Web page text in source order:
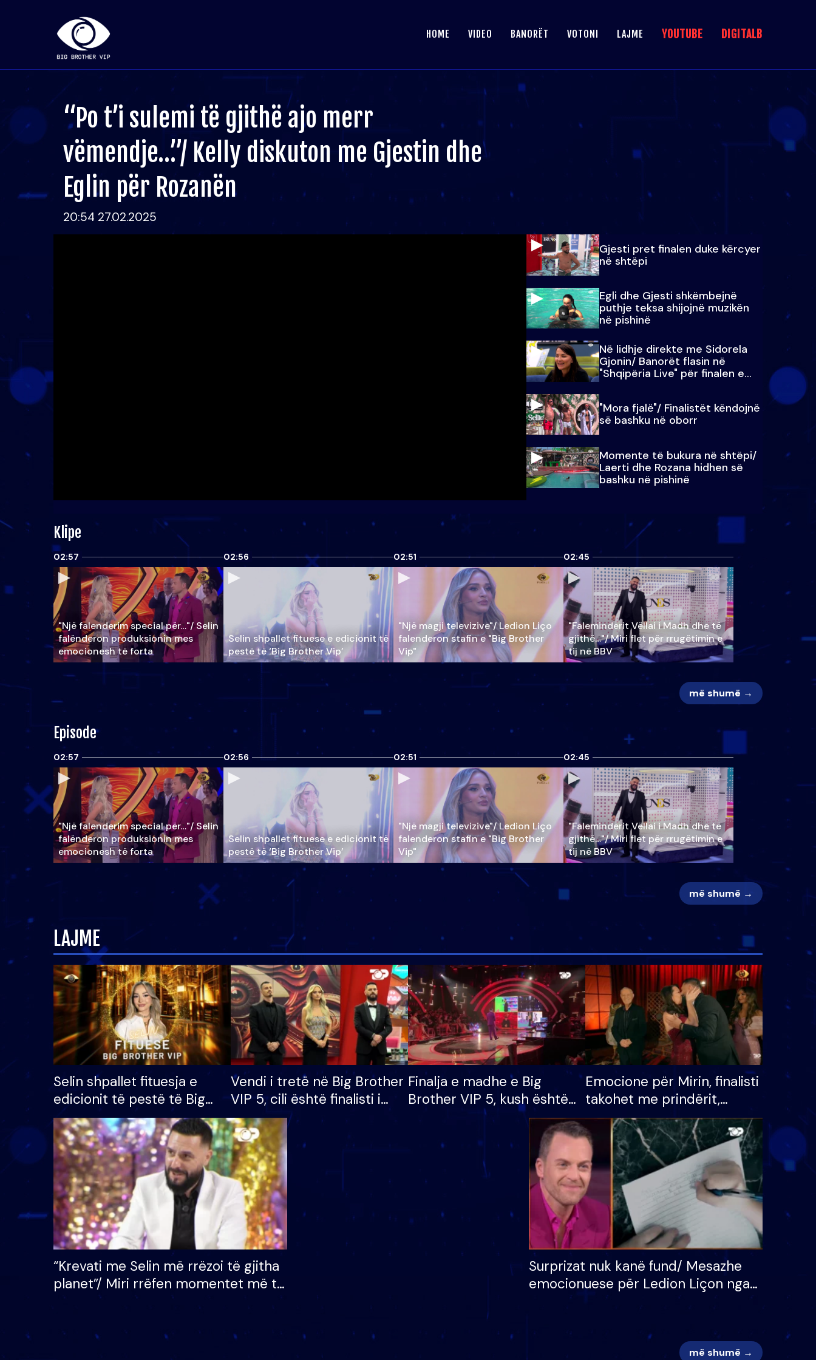
HOME VIDEO BANORËT VOTONI LAJME YOUTUBE DIGITALB
“Po t’i sulemi të gjithë ajo merr
vëmendje…”/ Kelly diskuton me Gjestin dhe
Eglin për Rozanën
20:54 27.02.2025
Gjesti pret finalen duke kërcyer
në shtëpi
Egli dhe Gjesti shkëmbejnë
puthje teksa shijojnë muzikën
në pishinë
Në lidhje direkte me Sidorela
Gjonin/ Banorët flasin në
"Shqipëria Live" për finalen e
madhe
"Mora fjalë"/ Finalistët këndojnë
së bashku në oborr
Momente të bukura në shtëpi/
Laerti dhe Rozana hidhen së
bashku në pishinë
Klipe
02:57
"Një falenderim special për…"/ Selin
falënderon produksionin mes
emocionesh të forta
02:56
Selin shpallet fituese e edicionit të
pestë të ‘Big Brother Vip’
02:51
"Një magji televizive"/ Ledion Liço
falenderon stafin e "Big Brother
Vip"
02:45
"Faleminderit Vëllai i Madh dhe të
gjithë…"/ Miri flet për rrugëtimin e
tij në BBV
më shumë →
Episode
02:57
"Një falenderim special për…"/ Selin
falënderon produksionin mes
emocionesh të forta
02:56
Selin shpallet fituese e edicionit të
pestë të ‘Big Brother Vip’
02:51
"Një magji televizive"/ Ledion Liço
falenderon stafin e "Big Brother
Vip"
02:45
"Faleminderit Vëllai i Madh dhe të
gjithë…"/ Miri flet për rrugëtimin e
tij në BBV
më shumë →
LAJME
Selin shpallet fituesja e
edicionit të pestë të Big
Brother VIP, rrëmben
çmimin e madh prej 100
mijë eurosh
Vendi i tretë në Big Brother
VIP 5, cili është finalisti i
radhës që lë shtëpinë
Finalja e madhe e Big
Brother VIP 5, kush është
banori i parë që lë shtëpinë
dhe humb mundësinë për
të fituar çmimin e madh
Emocione për Mirin, finalisti
takohet me prindërit,
vajzën dhe bashkëshorten:
S’kemi ndonjë letër divorci
apo jo?
“Krevati me Selin më rrëzoi të gjitha
planet”/ Miri rrëfen momentet më të
bukura në shtëpinë e BB VIP: Do më
Surprizat nuk kanë fund/ Mesazhe
emocionuese për Ledion Liçon nga
nëna dhe fëmijët e tij, moderatori
më shumë →